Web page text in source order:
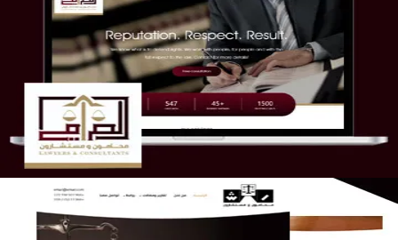
موقع الصرامي للمحاماة
التفاصيل